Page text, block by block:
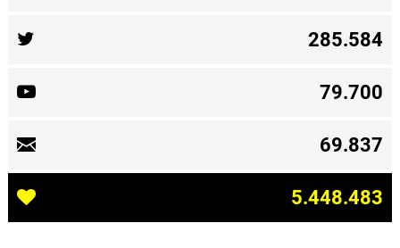
285.584
79.700
69.837
5.448.483